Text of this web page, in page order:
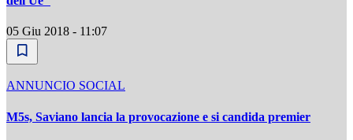
05 Giu 2018 - 11:07
ANNUNCIO SOCIAL
M5s, Saviano lancia la provocazione e si candida premier